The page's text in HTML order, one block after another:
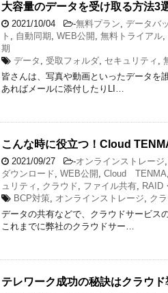
大容量のデータを受け取る方法3
2021/10/04 -無料プラン, データバ
ト , 自動同期, WEB公開 , 無料トライアル,
期
データ , 受取フォルダ, セキュリティ ,
皆さんは、写真や動画といったデータを
あればメールに添付したりLI…
こんな時に役立つ！Cloud
2021/09/27 -オンラインストレージ,
ダウンロード, WEB公開 , Cloud TENMA,
ュリティ , クラウド, ファイル共有, RAID
BCP対策, オンラインストレージ, ク
データの共有などで、クラウドサービス
これまでに弊社のクラウドサー…
テレワーク成功の秘訣はクラウ